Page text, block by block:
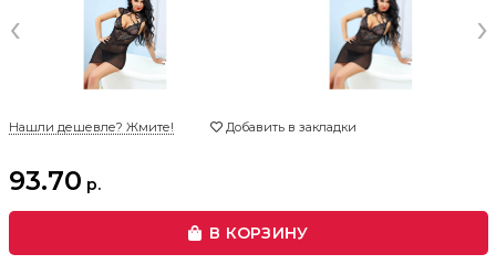
‹ ›
Нашли дешевле? Жмите! Добавить в закладки
93.70 р.
В КОРЗИНУ